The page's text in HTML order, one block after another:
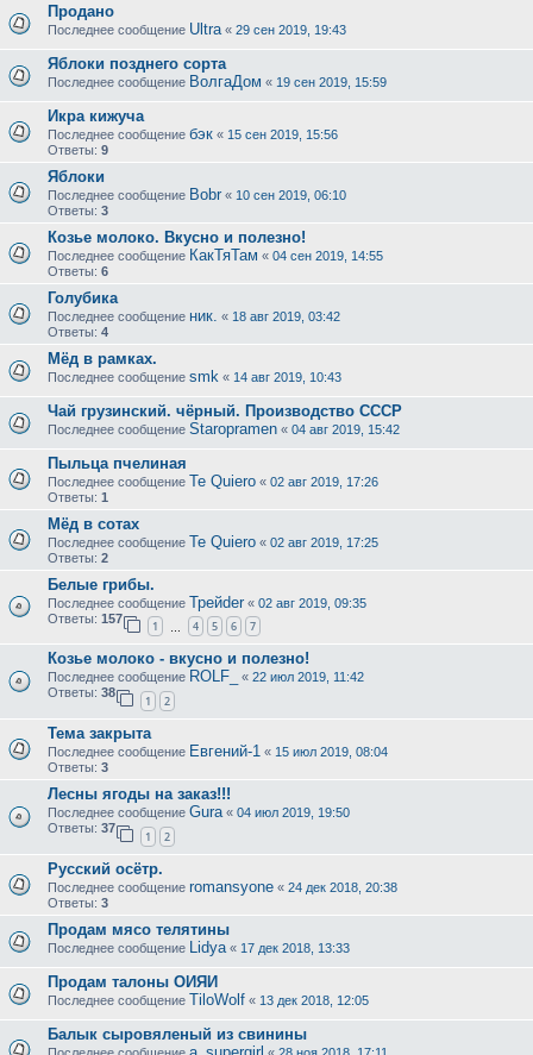
Продано
Последнее сообщение Ultra « 29 сен 2019, 19:43
Яблоки позднего сорта
Последнее сообщение ВолгаДом « 19 сен 2019, 15:59
Икра кижуча
Последнее сообщение бэк « 15 сен 2019, 15:56
Ответы: 9
Яблоки
Последнее сообщение Bobr « 10 сен 2019, 06:10
Ответы: 3
Козье молоко. Вкусно и полезно!
Последнее сообщение КакТяТам « 04 сен 2019, 14:55
Ответы: 6
Голубика
Последнее сообщение ник. « 18 авг 2019, 03:42
Ответы: 4
Мёд в рамках.
Последнее сообщение smk « 14 авг 2019, 10:43
Чай грузинский. чёрный. Производство СССР
Последнее сообщение Staropramen « 04 авг 2019, 15:42
Пыльца пчелиная
Последнее сообщение Te Quiero « 02 авг 2019, 17:26
Ответы: 1
Мёд в сотах
Последнее сообщение Te Quiero « 02 авг 2019, 17:25
Ответы: 2
Белые грибы.
Последнее сообщение Трейder « 02 авг 2019, 09:35
Ответы: 157
1 4 5 6 7
Козье молоко - вкусно и полезно!
Последнее сообщение ROLF_ « 22 июл 2019, 11:42
Ответы: 38
1 2
Тема закрыта
Последнее сообщение Евгений-1 « 15 июл 2019, 08:04
Ответы: 3
Лесны ягоды на заказ!!!
Последнее сообщение Gura « 04 июл 2019, 19:50
Ответы: 37
1 2
Русский осётр.
Последнее сообщение romansyone « 24 дек 2018, 20:38
Ответы: 3
Продам мясо телятины
Последнее сообщение Lidya « 17 дек 2018, 13:33
Продам талоны ОИЯИ
Последнее сообщение TiloWolf « 13 дек 2018, 12:05
Балык сыровяленый из свинины
Последнее сообщение « 28 ноя 2018, 17:11